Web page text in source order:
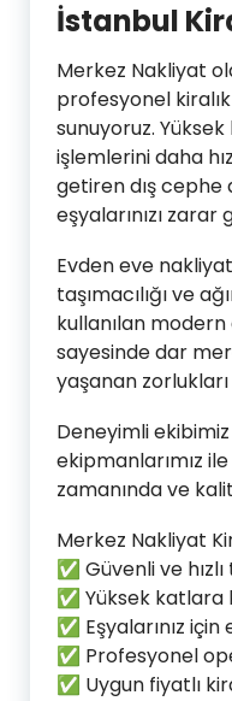
İstanbul
Merkez Nakliyat
profesyonel
sunuyoruz.
işlemlerini daha
getiren dış cephe
eşyalarınızı
Evden eve
taşımacılığı ve
kullanılan
sayesinde dar
yaşanan
Deneyimli
ekipmanlarımız
zamanında ve
Merkez Nakliyat
✅ Güvenli ve hızlı
✅ Yüksek katlara
✅ Eşyalarınız
✅ Profesyonel
✅ Uygun fiyatlı